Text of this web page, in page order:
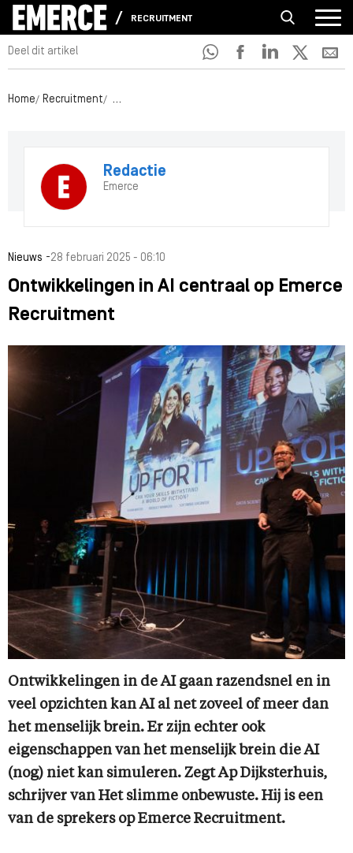
RECRUITMENT
Deel dit artikel
Home Recruitment Ontwikkelingen in AI centraal op Emerce
Redactie
Emerce
Nieuws -28 februari 2025 - 06:10
Ontwikkelingen in AI centraal op Emerce
Recruitment
Ontwikkelingen in de AI gaan razendsnel en in
veel opzichten kan AI al net zoveel of meer dan
het menselijk brein. Er zijn echter ook
eigenschappen van het menselijk brein die AI
(nog) niet kan simuleren. Zegt Ap Dijksterhuis,
schrijver van Het slimme onbewuste. Hij is een
van de sprekers op Emerce Recruitment.